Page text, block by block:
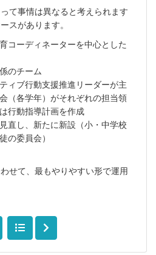
て事情は異なると考えられます
スがあります。
コーディネーターを中心とした
のチーム
ィブ行動支援推進リーダーが主
（各学年）がそれぞれの担当領
行動指導計画を作成
直し、新たに新設（小・中学校
の委員会）
せて、最もやりやすい形で運用